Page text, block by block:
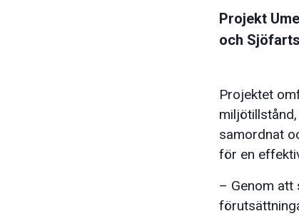
Projekt
och
Projektet
samordnat
för en
– Genom att